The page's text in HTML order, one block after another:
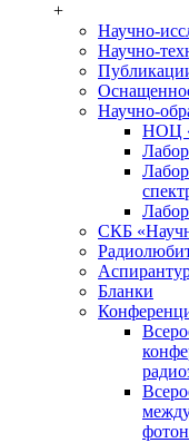
+
Научно-
Научно-
Научно-
НОЦ
СКБ
Бланки